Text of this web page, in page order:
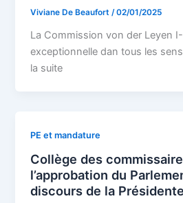
Viviane De Beaufort/02/01/2025
La Commission von der Leyen
exceptionnelle dan tous les
la suite
PE et mandature
Collège des
l’approbation du
discours de la Présidente